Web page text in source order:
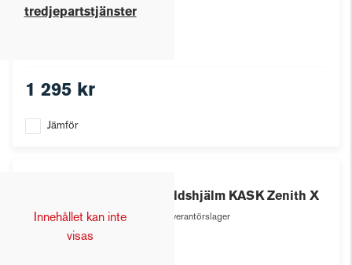
tredjepartstjänster
1 295 kr
Jämför
Innehållet kan inte
visas
Skyddshjälm KASK Zenith X
Leverantörslager